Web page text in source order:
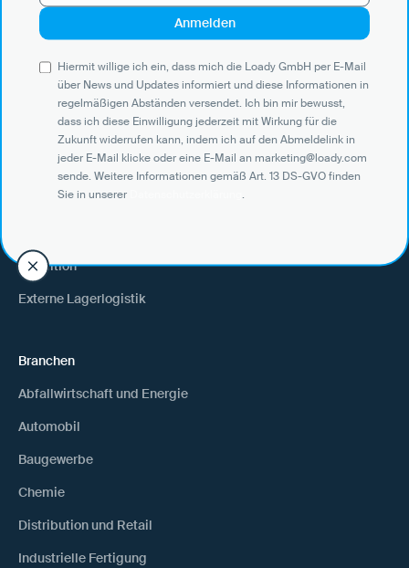
regelmäßigen Abständen versendet. Ich bin mir bewusst, dass ich
diese Einwilligung jederzeit mit Wirkung für die Zukunft widerrufen
E-Mail an marketing@loady.com sende. Weitere Informationen
gemäß Art. 13 DS-GVO finden Sie in unsererDatenschutzerklärung
Use Cases
Verlader
Spedition
Externe Lagerlogistik
Branchen
Abfallwirtschaft und Energie
Automobil
Baugewerbe
Chemie
Distribution und Retail
Industrielle Fertigung
Hiermit willige ich ein, dass mich die Loady GmbH per E-Mail
über News und Updates informiert und diese Informationen in
regelmäßigen Abständen versendet. Ich bin mir bewusst,
dass ich diese Einwilligung jederzeit mit Wirkung für die
Zukunft widerrufen kann, indem ich auf den Abmeldelink in
jeder E-Mail klicke oder eine E-Mail an marketing@loady.com
sende. Weitere Informationen gemäß Art. 13 DS-GVO finden
Sie in unserer
.